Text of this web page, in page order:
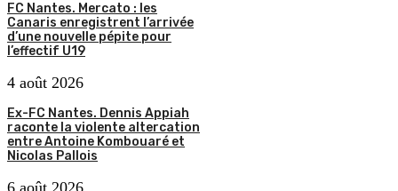
FC Nantes. Mercato : les
Canaris enregistrent l’arrivée
d’une nouvelle pépite pour
l’effectif U19
4 août 2026
Ex-FC Nantes. Dennis Appiah
raconte la violente altercation
entre Antoine Kombouaré et
Nicolas Pallois